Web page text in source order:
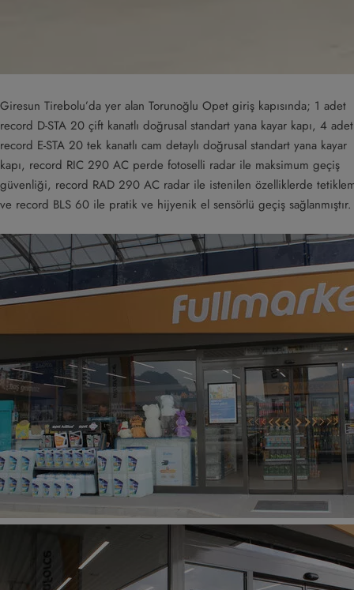
Giresun Tirebolu’da yer alan Torunoğlu Opet giriş kapısında; 1 adet
record D-STA 20 çift kanatlı doğrusal standart yana kayar kapı, 4 adet
record E-STA 20 tek kanatlı cam detaylı doğrusal standart yana kayar
kapı, record RIC 290 AC perde fotoselli radar ile maksimum geçiş
güvenliği, record RAD 290 AC radar ile istenilen özelliklerde
ve record BLS 60 ile pratik ve hijyenik el sensörlü geçiş sağlanmıştır.